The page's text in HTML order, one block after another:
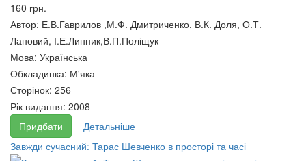
Технократизм і доля
українського села.
60 грн.
160 грн.
Автор: Е.В.Гаврилов ,М.Ф. Дмитриченко, В.К. Доля, О.Т.
Лановий, І.Е.Линник,В.П.Поліщук
Мова: Українська
Обкладинка: М'яка
Сторінок: 256
Рік видання: 2008
Придбати
Детальніше
Завжди сучасний: Тарас Шевченко в просторі та часі